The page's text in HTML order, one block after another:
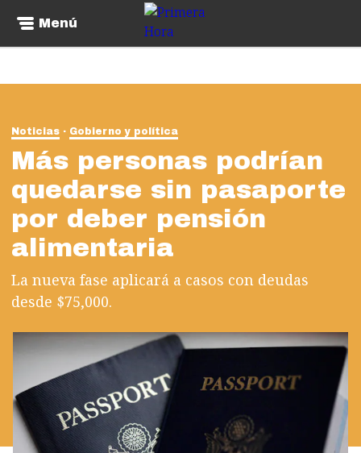
Menú
Noticias Gobierno y política
Más personas podrían
quedarse sin pasaporte
por deber pensión
alimentaria
La nueva fase aplicará a casos con deudas
desde $75,000.